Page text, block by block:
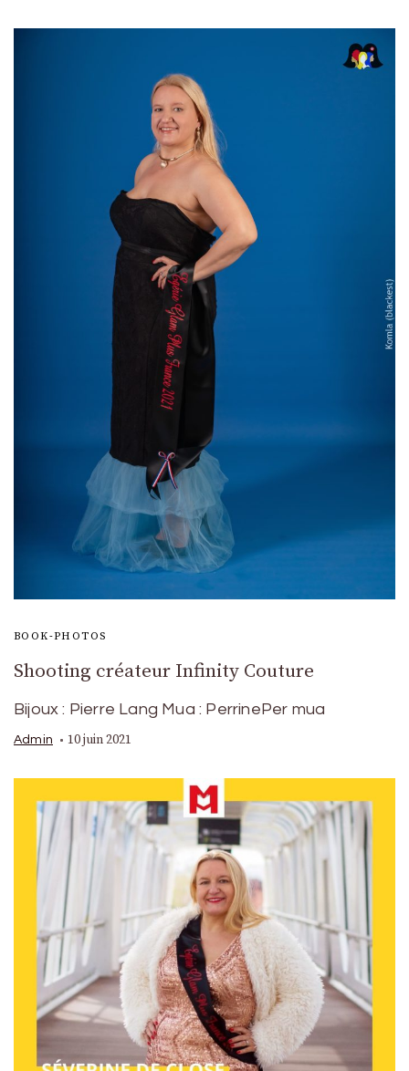
BOOK-PHOTOS
Shooting créateur Infinity Couture
Bijoux : Pierre Lang Mua : PerrinePer mua
Admin 10 juin 2021